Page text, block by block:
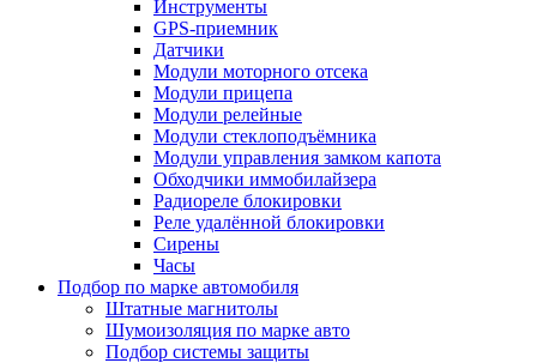
Инструменты
GPS-приемник
Датчики
Модули моторного отсека
Модули прицепа
Модули релейные
Модули стеклоподъёмника
Модули управления замком капота
Обходчики иммобилайзера
Радиореле блокировки
Реле удалённой блокировки
Сирены
Часы
Подбор по марке автомобиля
Штатные магнитолы
Шумоизоляция по марке авто
Подбор системы защиты